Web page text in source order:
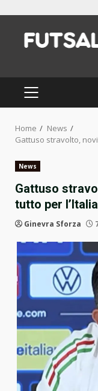
content
PRIMARY
MENU
Home
News
Gattuso stravolto,
News
Gattuso
tutto per l’Italia
Ginevra Sforza